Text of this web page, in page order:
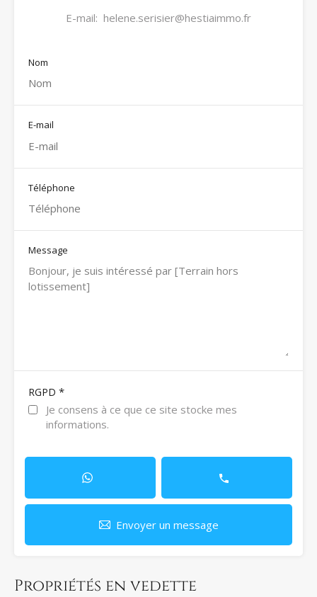
E-mail: helene.serisier@hestiaimmo.fr
Nom
E-mail
Téléphone
Message
RGPD *
Je consens à ce que ce site stocke mes
informations.
Envoyer un message
Propriétés en vedette